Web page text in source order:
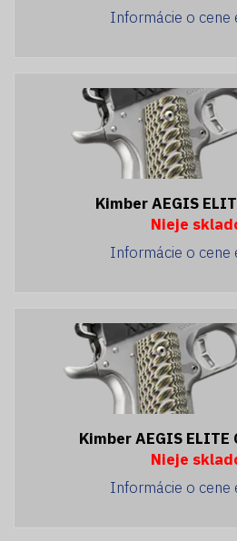
Informácie o cene
Kimber AEGIS
Nieje
Informácie o cene
Kimber AEGIS ELITE
Nieje
Informácie o cene